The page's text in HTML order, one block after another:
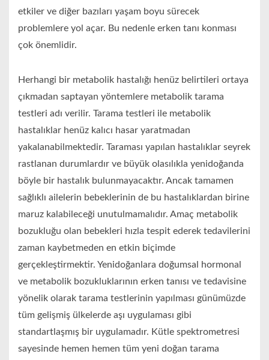
etkiler ve diğer bazıları yaşam boyu sürecek
problemlere yol açar. Bu nedenle erken tanı konması
çok önemlidir.
Herhangi bir metabolik hastalığı henüz belirtileri ortaya
çıkmadan saptayan yöntemlere metabolik tarama
testleri adı verilir. Tarama testleri ile metabolik
hastalıklar henüz kalıcı hasar yaratmadan
yakalanabilmektedir. Taraması yapılan hastalıklar seyrek
rastlanan durumlardır ve büyük olasılıkla yenidoğanda
böyle bir hastalık bulunmayacaktır. Ancak tamamen
sağlıklı ailelerin bebeklerinin de bu hastalıklardan birine
maruz kalabileceği unutulmamalıdır. Amaç metabolik
bozukluğu olan bebekleri hızla tespit ederek tedavilerini
zaman kaybetmeden en etkin biçimde
gerçekleştirmektir. Yenidoğanlara doğumsal hormonal
ve metabolik bozukluklarının erken tanısı ve tedavisine
yönelik olarak tarama testlerinin yapılması günümüzde
tüm gelişmiş ülkelerde aşı uygulaması gibi
standartlaşmış bir uygulamadır. Kütle spektrometresi
sayesinde hemen hemen tüm yeni doğan tarama